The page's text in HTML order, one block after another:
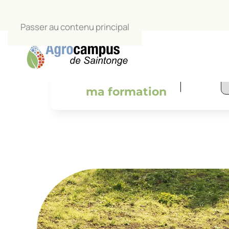
Passer au contenu principal
salle de
ma formation